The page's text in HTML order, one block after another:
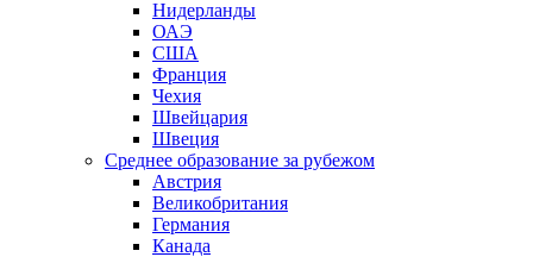
Нидерланды
ОАЭ
США
Франция
Чехия
Швейцария
Швеция
Среднее образование за рубежом
Австрия
Великобритания
Германия
Канада